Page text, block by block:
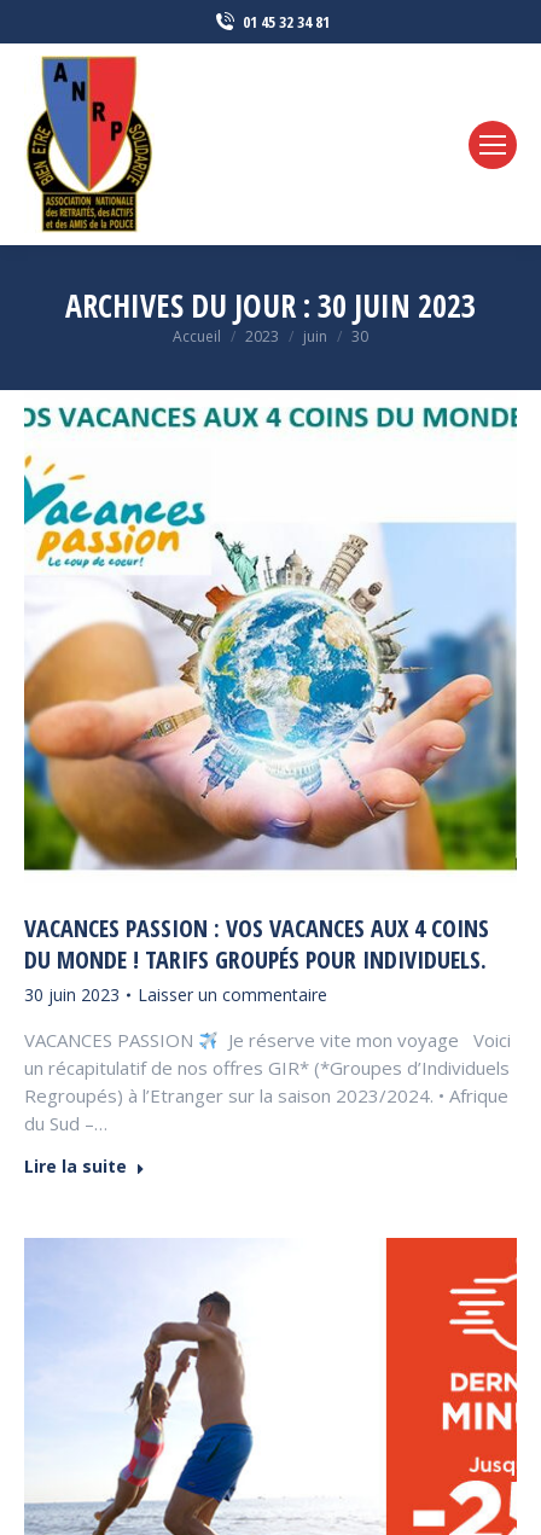
01 45 32 34 81
ARCHIVES DU JOUR :30 JUIN 2023
Vous êtes ici :
Accueil 2023 juin 30
VACANCES PASSION : VOS VACANCES AUX 4 COINS
DU MONDE ! TARIFS GROUPÉS POUR INDIVIDUELS.
30 juin 2023 Laisser un commentaire
VACANCES PASSION
Je réserve vite mon voyage Voici
un récapitulatif de nos offres GIR* (*Groupes d’Individuels
Regroupés) à l’Etranger sur la saison 2023/2024. • Afrique
du Sud –…
Lire la suite